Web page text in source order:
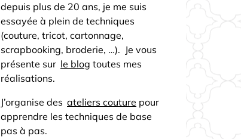
depuis plus de 20 ans, je me suis
essayée à plein de techniques
(couture, tricot, cartonnage,
scrapbooking, broderie, …). Je vous
présente sur le blog toutes mes
réalisations.
J’organise des ateliers couture pour
apprendre les techniques de base
pas à pas.